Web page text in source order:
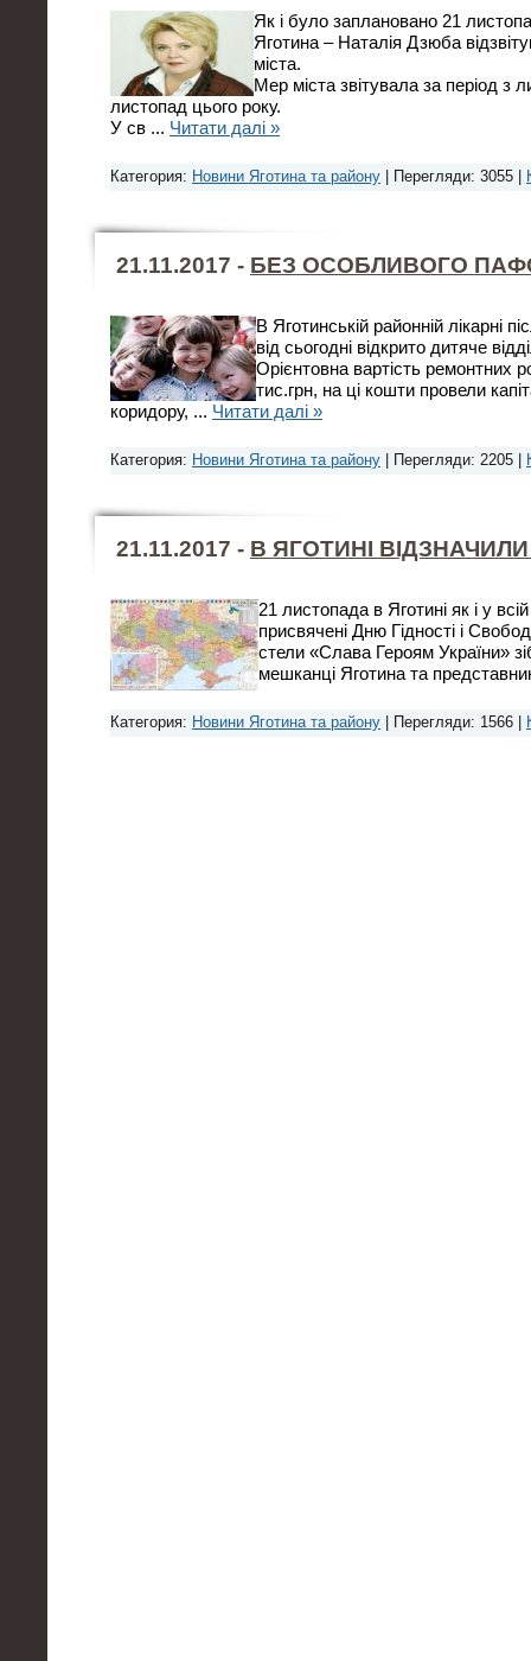
Як і було заплановано 21
Яготина – Наталія Дзюба
міста.
Мер міста звітувала за період з
листопад цього року.
У св ... Читати далі »
Категория: Новини Яготина та району | Перегляди: 3055 |
21.11.2017 - БЕЗ ОСОБЛИВОГО
В Яготинській районній лікарні
від сьогодні відкрито дитяче
Орієнтовна вартість ремонтних
тис.грн, на ці кошти провели
коридору, ... Читати далі »
Категория: Новини Яготина та району | Перегляди: 2205 |
21.11.2017 - В ЯГОТИНІ
21 листопада в Яготині як і у
присвячені Дню Гідності і
стели «Слава Героям України»
мешканці Яготина та
Категория: Новини Яготина та району | Перегляди: 1566 |